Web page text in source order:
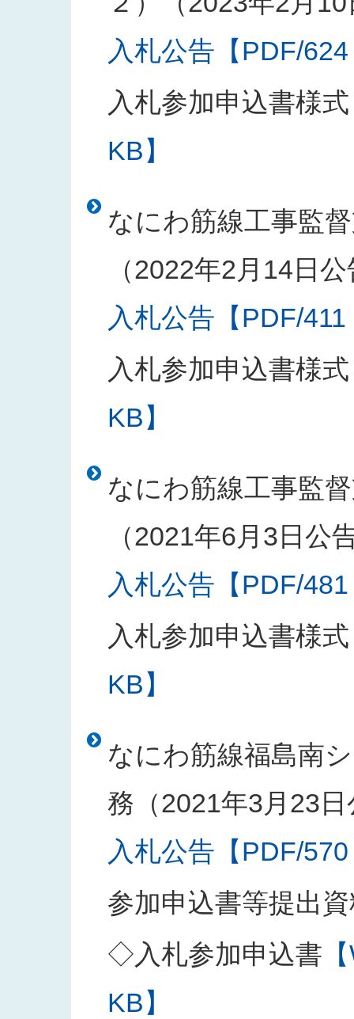
入札公告【PDF/
入札参加申込書様式
KB】
なにわ筋線工事監
（2022年2月14日
入札公告【PDF/
入札参加申込書様式
KB】
なにわ筋線工事監
（2021年6月3日公
入札公告【PDF/
入札参加申込書様式
KB】
なにわ筋線福島南
務（2021年3月23日
入札公告【PDF/
参加申込書等提出
◇入札参加申込書
KB】